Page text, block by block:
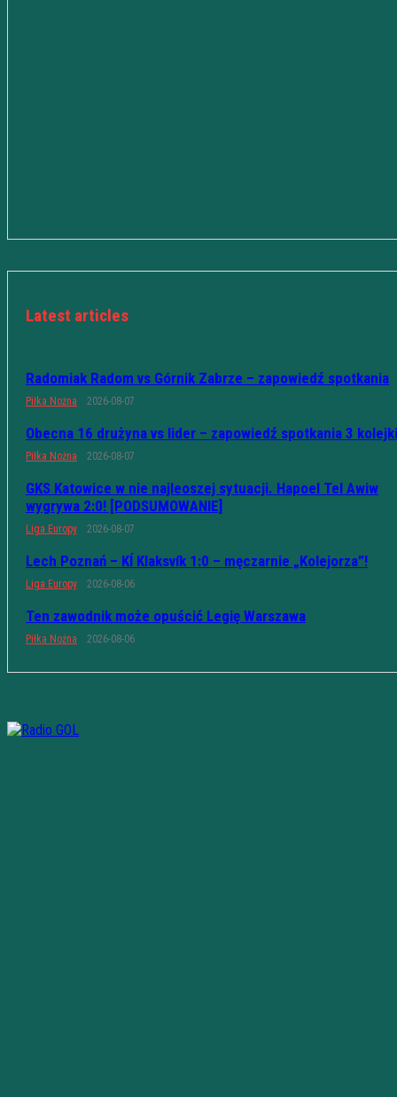
Latest articles
Radomiak Radom vs Górnik Zabrze – zapowiedź spotkania
Piłka Nożna 2026-08-07
Obecna 16 drużyna vs lider – zapowiedź spotkania 3 kolejki
Piłka Nożna 2026-08-07
GKS Katowice w nie najleoszej sytuacji. Hapoel Tel Awiw
wygrywa 2:0! [PODSUMOWANIE]
Liga Europy 2026-08-07
Lech Poznań – KÍ Klaksvík 1:0 – męczarnie „Kolejorza”!
Liga Europy 2026-08-06
Ten zawodnik może opuścić Legię Warszawa
Piłka Nożna 2026-08-06